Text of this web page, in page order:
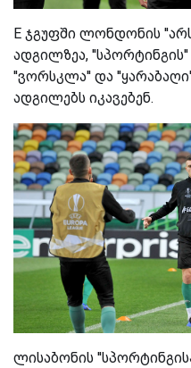
E ჯგუფში ლონდონის
ადგილზეა,
''ვორსკლა'' და
ადგილებს იკავებენ.
ლისაბონის